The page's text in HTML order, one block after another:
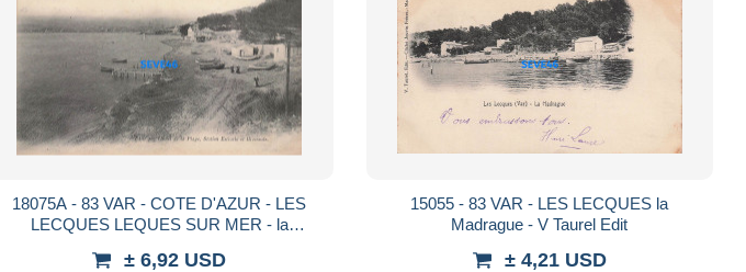
18075A - 83 VAR - COTE D'AZUR - LES
LECQUES LEQUES SUR MER - la
± 6,92 USD
15055 - 83 VAR - LES LECQUES la
Madrague - V Taurel Edit
± 4,21 USD